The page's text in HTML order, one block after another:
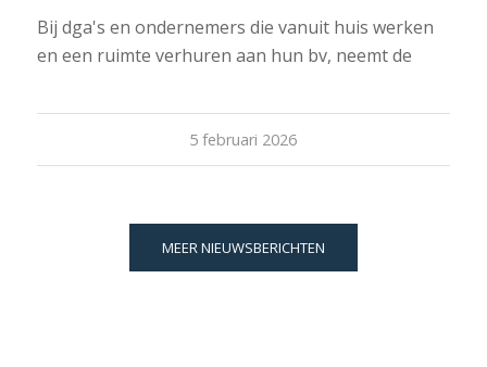
Bij dga's en ondernemers die vanuit huis werken
en een ruimte verhuren aan hun bv, neemt de
5 februari 2026
MEER NIEUWSBERICHTEN